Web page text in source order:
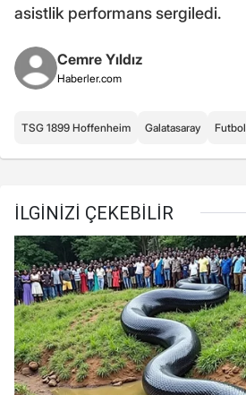
asistlik performans sergiledi.
Cemre Yıldız
Haberler.com
TSG 1899 Hoffenheim Galatasaray Futbol